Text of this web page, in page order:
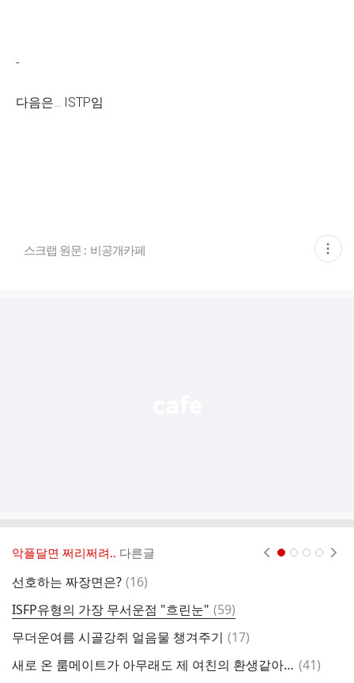
-
다음은... ISTP임
스크랩 원문 : 비공개카페 현
재
악플달면 쩌리쩌려.. 다른글
선호하는 짜장면은? 댓
(16)
ISFP유형의 가장 무서운점 "흐린눈" 댓
글
(59)
무더운여름 시골강쥐 얼음물 챙겨주기 댓
(17)
새로 온 룸메이트가 아무래도 제 여친의 환생같아요..jpg 댓
(41)